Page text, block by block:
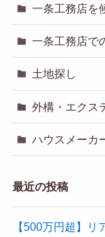
一条工務店を
一条工務店で
土地探し
外構・エクス
ハウスメーカ
最近の投稿
【500万円超】